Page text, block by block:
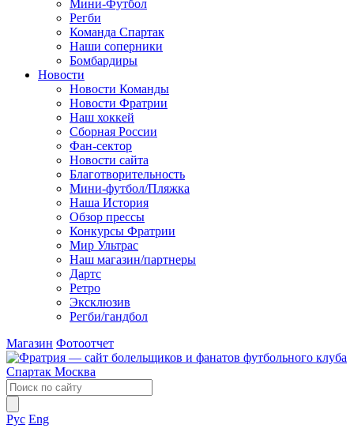
Мини-Футбол
Регби
Команда Спартак
Наши соперники
Бомбардиры
Новости
Новости Команды
Новости Фратрии
Наш хоккей
Сборная России
Фан-cектор
Новости сайта
Благотворительность
Мини-футбол/Пляжка
Наша История
Обзор прессы
Конкурсы Фратрии
Мир Ультрас
Наш магазин/партнеры
Дартс
Ретро
Эксклюзив
Регби/гандбол
Магазин Фотоотчет
Рус Eng